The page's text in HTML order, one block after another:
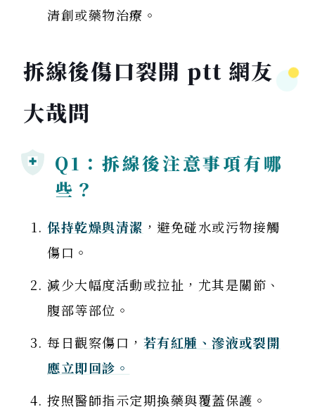
清創或藥物治療。
拆線後傷口裂開 ptt 網友
大哉問
Q1：拆線後注意事項有哪
些？
保持乾燥與清潔 ，避免碰水或污物接觸
傷口。
減少大幅度活動或拉扯，尤其是關節、
腹部等部位。
每日觀察傷口， 若有紅腫、滲液或裂開
應立即回診。
按照醫師指示定期換藥與覆蓋保護。